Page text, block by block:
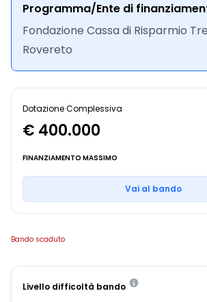
Programma/Ente di
Fondazione Cassa di Risparmio
Rovereto
Dotazione Complessiva
€ 400.000
FINANZIAMENTO MASSIMO
Vai al bando
Bando scaduto
Livello difficoltà bando